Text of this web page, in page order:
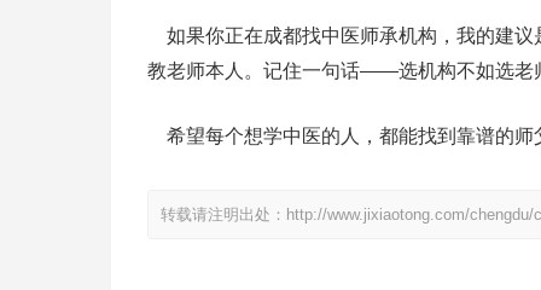
如果你正在成都找中医师承机构，我的建议
教老师本人。记住一句话——选机构不如选老
希望每个想学中医的人，都能找到靠谱的师
转载请注明出处：http://www.jixiaotong.com/chengdu/